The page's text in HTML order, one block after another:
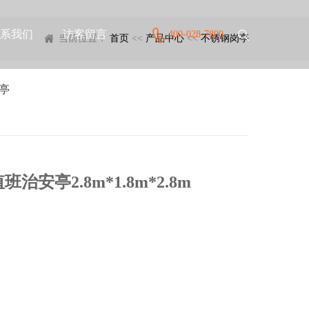
我们 访客留言 400-028-7800
当前位置： 首页 << 产品中心<<不锈钢岗亭
治安亭2.8m*1.8m*2.8m